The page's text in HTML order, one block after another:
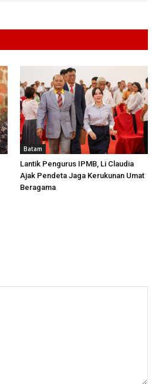
Batam
Lantik Pengurus IPMB, Li Claudia
Ajak Pendeta Jaga Kerukunan Umat
Beragama